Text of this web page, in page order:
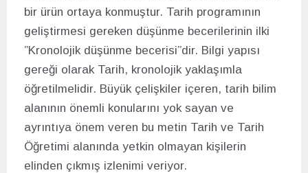
bir ürün ortaya konmuştur. Tarih programının
geliştirmesi gereken düşünme becerilerinin ilki
”Kronolojik düşünme becerisi”dir. Bilgi yapısı
gereği olarak Tarih, kronolojik yaklaşımla
öğretilmelidir. Büyük çelişkiler içeren, tarih bilim
alanının önemli konularını yok sayan ve
ayrıntıya önem veren bu metin Tarih ve Tarih
Öğretimi alanında yetkin olmayan kişilerin
elinden çıkmış izlenimi veriyor.